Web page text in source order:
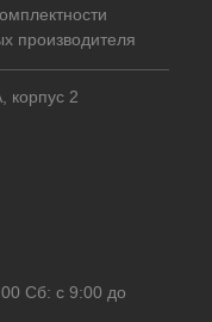
производителя
корпус 2
Сб: с 9:00 до